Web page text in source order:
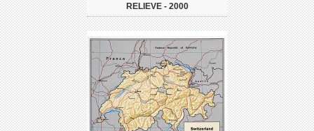
RELIEVE - 2000